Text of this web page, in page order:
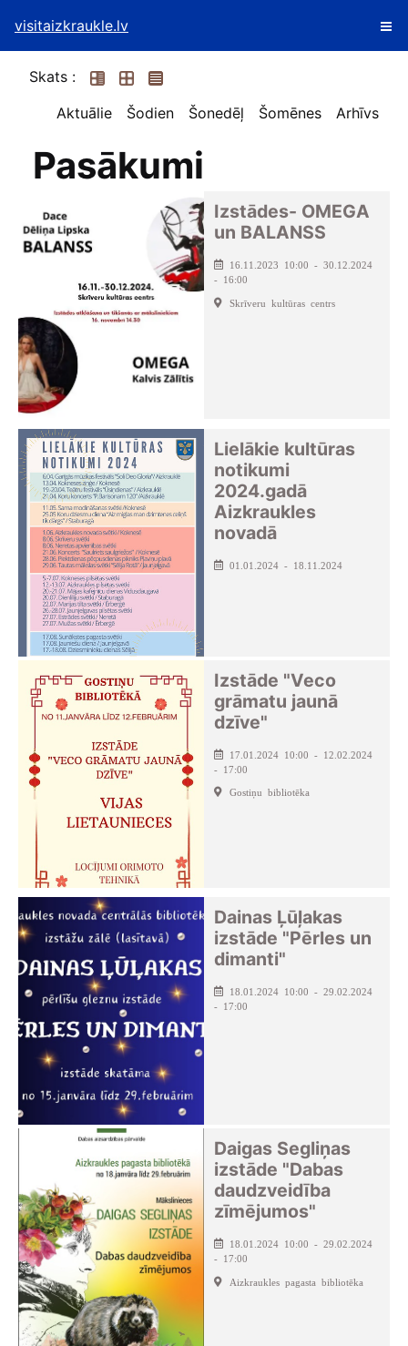
visitaizkraukle.lv
Skats :
Aktuālie
Šodien Šonedēļ Šomēnes Arhīvs
Pasākumi
Izstādes- OMEGA
un BALANSS
16.11.2023 10:00 - 30.12.2024
- 16:00
Skrīveru kultūras centrs
Lielākie kultūras
notikumi
2024.gadā
Aizkraukles
novadā
01.01.2024 - 18.11.2024
Izstāde "Veco
grāmatu jaunā
dzīve"
17.01.2024 10:00 - 12.02.2024
- 17:00
Gostiņu bibliotēka
Dainas Ļūļakas
izstāde "Pērles un
dimanti"
18.01.2024 10:00 - 29.02.2024
- 17:00
Daigas Segliņas
izstāde "Dabas
daudzveidība
zīmējumos"
18.01.2024 10:00 - 29.02.2024
- 17:00
Aizkraukles pagasta bibliotēka